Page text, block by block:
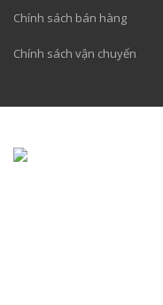
Chính sách bán hàng
Chính sách vận chuyển